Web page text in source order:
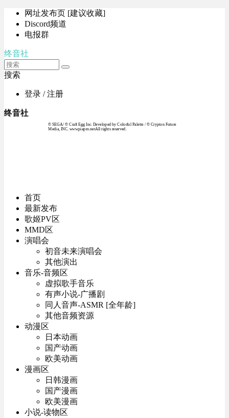
网址发布页 [建议收藏]
Discord频道
电报群
终音社
搜索
登录 / 注册
终音社
© SEGA / © Craft Egg Inc. Developed by Colorful Palette / © Crypton Future
Media, INC. www.piapro.netAll rights reserved.
首页
最新发布
歌姬PV区
MMD区
演唱会
初音未来演唱会
其他演出
音乐-音频区
虚拟歌手音乐
有声小说-广播剧
同人音声-ASMR [全年龄]
其他音频资源
动漫区
日本动画
国产动画
欧美动画
漫画区
日韩漫画
国产漫画
欧美漫画
小说-读物区